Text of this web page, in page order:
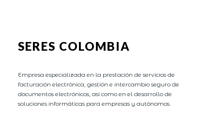
SERES COLOMBIA
Empresa especializada en la prestación de servicios de
facturación electrónica, gestión e intercambio seguro de
documentos electrónicos, así como en el desarrollo de
soluciones informáticas para empresas y autónomos.